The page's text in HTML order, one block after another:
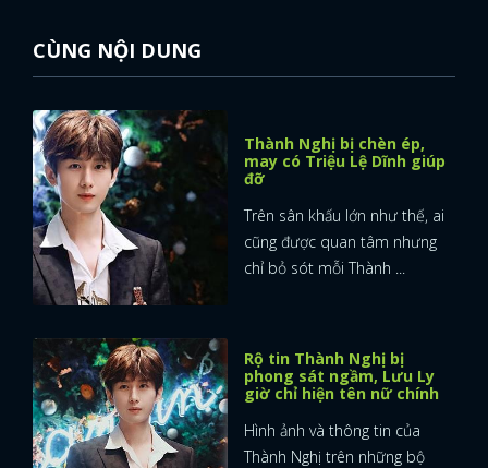
FACEBOOK
CÙNG NỘI DUNG
Thành Nghị bị chèn ép,
may có Triệu Lệ Dĩnh giúp
đỡ
Trên sân khấu lớn như thế, ai
cũng được quan tâm nhưng
chỉ bỏ sót mỗi Thành ...
Rộ tin Thành Nghị bị
phong sát ngầm, Lưu Ly
giờ chỉ hiện tên nữ chính
Hình ảnh và thông tin của
Thành Nghị trên những bộ